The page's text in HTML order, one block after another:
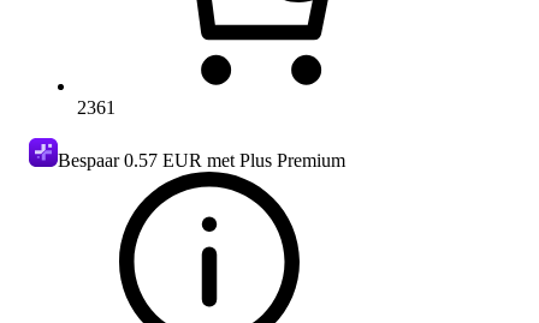
2361
Bespaar0.57 EUR met Plus Premium